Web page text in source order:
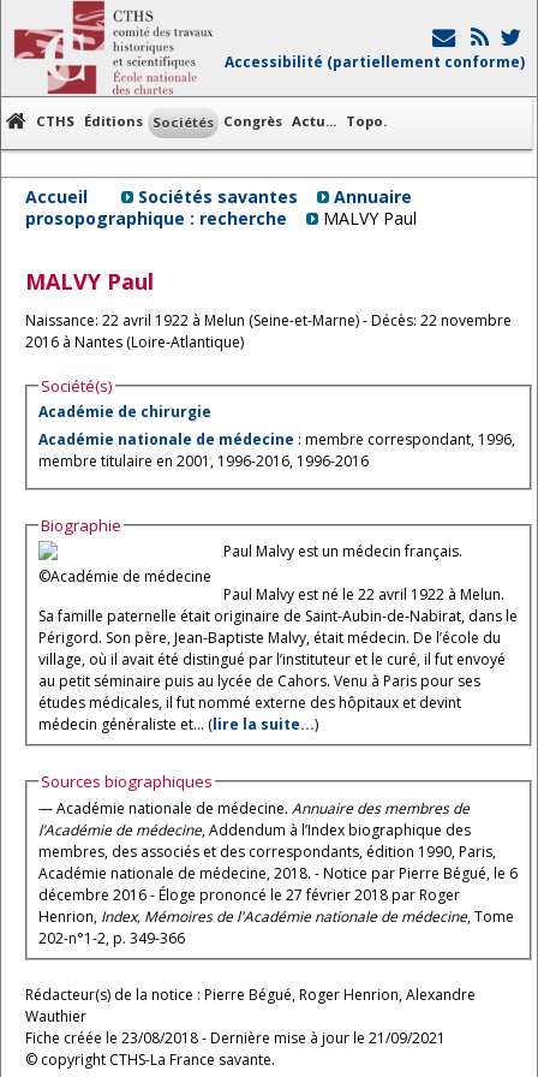
Accessibilité (partiellement conforme)
CTHS Éditions Sociétés Congrès Actu... Topo.
Accueil Sociétés savantes
Annuaire
prosopographique : recherche
MALVY Paul
MALVY Paul
Naissance: 22 avril 1922 à Melun (Seine-et-Marne) - Décès: 22 novembre
2016 à Nantes (Loire-Atlantique)
Société(s)
Académie de chirurgie
Académie nationale de médecine : membre correspondant, 1996,
membre titulaire en 2001, 1996-2016, 1996-2016
Biographie
©Académie de médecine
Paul Malvy est un médecin français.
Paul Malvy est né le 22 avril 1922 à Melun.
Sa famille paternelle était originaire de Saint-Aubin-de-Nabirat, dans le
Périgord. Son père, Jean-Baptiste Malvy, était médecin. De l’école du
village, où il avait été distingué par l’instituteur et le curé, il fut envoyé
au petit séminaire puis au lycée de Cahors. Venu à Paris pour ses
études médicales, il fut nommé externe des hôpitaux et devint
médecin généraliste et... (lire la suite...)
Sources biographiques
— Académie nationale de médecine. Annuaire des membres de
l’Académie de médecine, Addendum à l’Index biographique des
membres, des associés et des correspondants, édition 1990, Paris,
Académie nationale de médecine, 2018. - Notice par Pierre Bégué, le 6
décembre 2016 - Éloge prononcé le 27 février 2018 par Roger
Henrion, Index, Mémoires de l'Académie nationale de médecine, Tome
202-n°1-2, p. 349-366
Rédacteur(s) de la notice : Pierre Bégué, Roger Henrion, Alexandre
Wauthier
Fiche créée le 23/08/2018 - Dernière mise à jour le 21/09/2021
© copyright CTHS-La France savante.